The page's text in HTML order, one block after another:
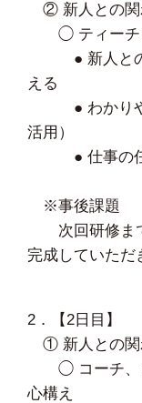
② 新人との関
◯ ティーチ
● 新人との
える
● わかりやす
活用）
● 仕事の任
※事後課題
次回研修まで
完成していただ
2．【2日目】
① 新人との関
◯ コーチ、
心構え